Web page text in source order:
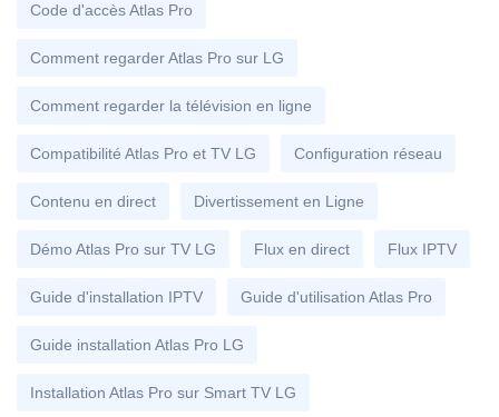
Code d'accès Atlas Pro
Comment regarder Atlas Pro sur LG
Comment regarder la télévision en ligne
Compatibilité Atlas Pro et TV LG Configuration réseau
Contenu en direct Divertissement en Ligne
Démo Atlas Pro sur TV LG Flux en direct Flux IPTV
Guide d'installation IPTV Guide d'utilisation Atlas Pro
Guide installation Atlas Pro LG
Installation Atlas Pro sur Smart TV LG